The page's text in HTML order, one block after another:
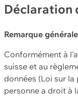
Déclaration
Remarque générale
Conformément à
suisse et au
données (Loi sur
personne a droit à